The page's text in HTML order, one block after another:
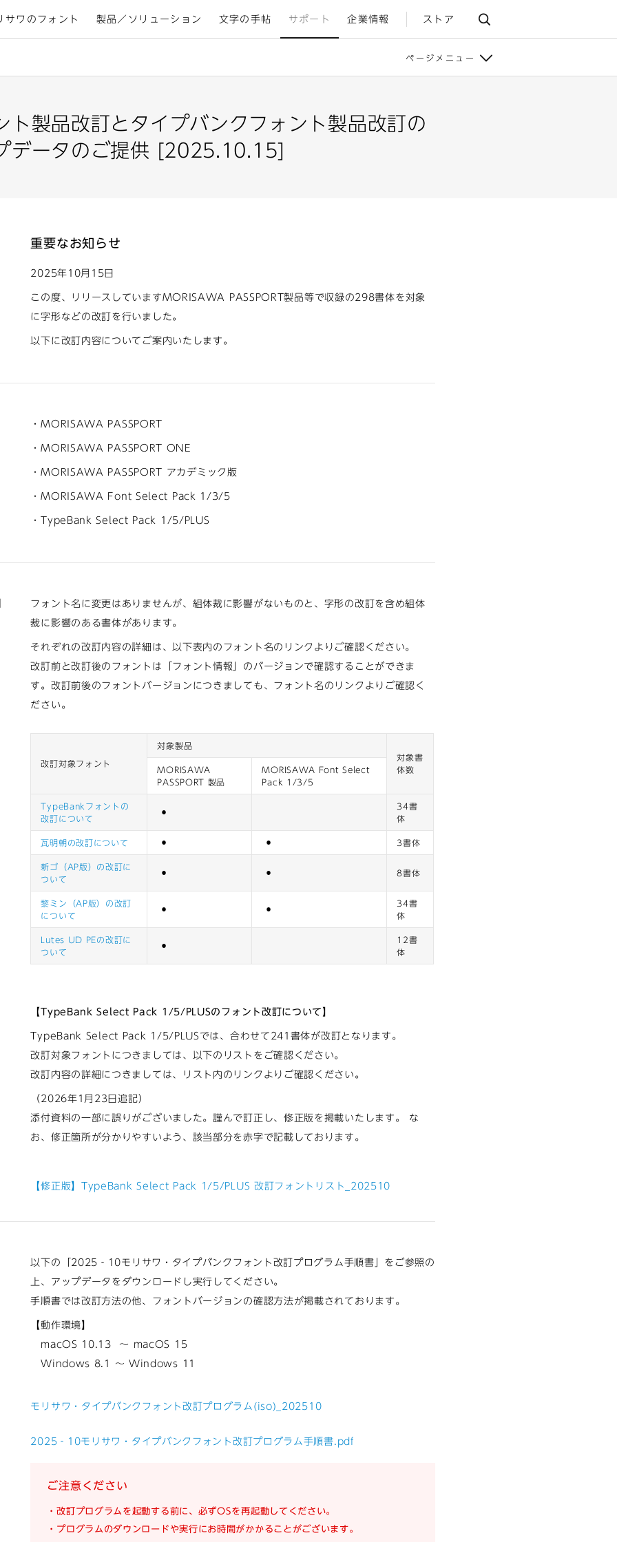
サワのフォント 製品／ソリューション 文字の手帖 サポート 企業情報 ストア
ページメニュー
ト製品改訂とタイプバンクフォント製品改訂の
データのご提供 [2025.10.15]
重要なお知らせ
2025年10月15日
この度、リリースしていますMORISAWA PASSPORT製品等で収録の298書体を対象
に字形などの改訂を行いました。
以下に改訂内容についてご案内いたします。
・MORISAWA PASSPORT
・MORISAWA PASSPORT ONE
・MORISAWA PASSPORT アカデミック版
・MORISAWA Font Select Pack 1/3/5
・TypeBank Select Pack 1/5/PLUS
フォント名に変更はありませんが、組体裁に影響がないものと、字形の改訂を含め組体
裁に影響のある書体があります。
それぞれの改訂内容の詳細は、以下表内のフォント名のリンクよりご確認ください。
改訂前と改訂後のフォントは「フォント情報」のバージョンで確認することができま
す。改訂前後のフォントバージョンにつきましても、フォント名のリンクよりご確認く
ださい。
改訂対象フォント
対象製品
対象書
体数
MORISAWA
PASSPORT 製品
MORISAWA Font Select
Pack 1/3/5
TypeBankフォントの
改訂について
⚫︎
34書
体
瓦明朝の改訂について ⚫︎ ⚫︎ 3書体
新ゴ（AP版）の改訂に
ついて
⚫︎ ⚫︎ 8書体
黎ミン（AP版）の改訂
について
⚫︎ ⚫︎
34書
体
Lutes UD PEの改訂に
ついて
⚫︎
12書
体
【TypeBank Select Pack 1/5/PLUSのフォント改訂について】
TypeBank Select Pack 1/5/PLUSでは、合わせて241書体が改訂となります。
改訂対象フォントにつきましては、以下のリストをご確認ください。
改訂内容の詳細につきましては、リスト内のリンクよりご確認ください。
（2026年1月23日追記）
添付資料の一部に誤りがございました。謹んで訂正し、修正版を掲載いたします。 な
お、修正箇所が分かりやすいよう、該当部分を赤字で記載しております。
【修正版】TypeBank Select Pack 1/5/PLUS 改訂フォントリスト_202510
以下の「2025‐10モリサワ・タイプバンクフォント改訂プログラム手順書」をご参照の
上、アップデータをダウンロードし実行してください。
手順書では改訂方法の他、フォントバージョンの確認方法が掲載されております。
【動作環境】
macOS 10.13 ～ macOS 15
Windows 8.1 ～ Windows 11
モリサワ・タイプバンクフォント改訂プログラム(iso)_202510
2025‐10モリサワ・タイプバンクフォント改訂プログラム手順書.pdf
ご注意ください
・改訂プログラムを起動する前に、必ずOSを再起動してください。
・プログラムのダウンロードや実行にお時間がかかることがございます。